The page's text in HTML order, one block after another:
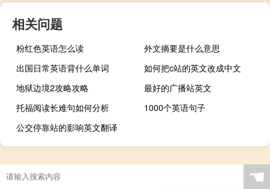
相关问题
粉红色英语怎么读
外文摘要是什么意思
出国日常英语背什么单词
如何把c站的英文改成中文
地狱边境2攻略攻略
最好的广播站英文
托福阅读长难句如何分析
1000个英语句子
公交停靠站的影响英文翻译
☚